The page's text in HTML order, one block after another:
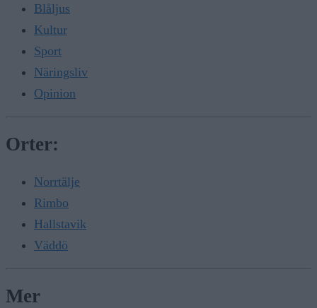
Blåljus
Kultur
Sport
Näringsliv
Opinion
Orter:
Norrtälje
Rimbo
Hallstavik
Väddö
Mer